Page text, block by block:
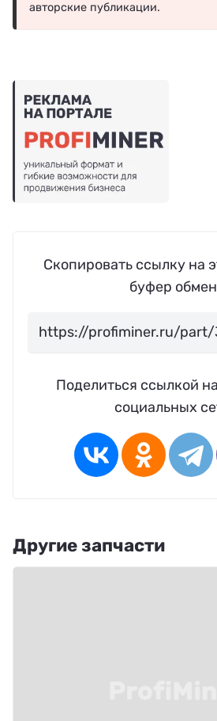
авторские публикации.
Скопировать ссылку на
буфер
Поделиться ссылкой
социальных
Другие запчасти